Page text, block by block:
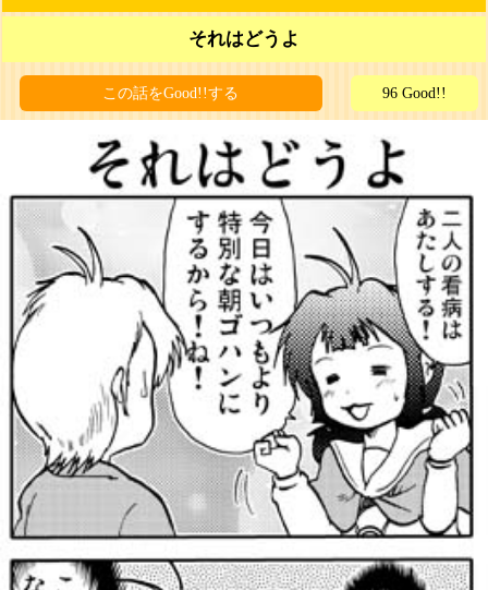
それはどうよ
この話をGood!!する 96 Good!!